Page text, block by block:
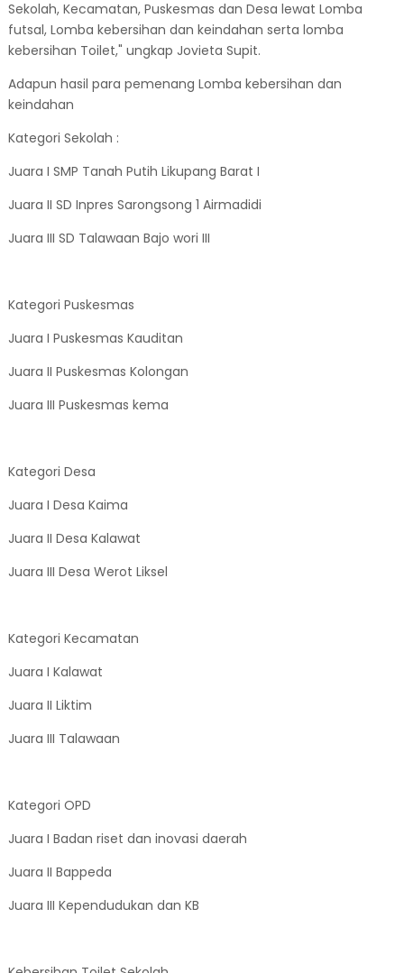
Sekolah, Kecamatan, Puskesmas dan Desa lewat Lomba
futsal, Lomba kebersihan dan keindahan serta lomba
kebersihan Toilet," ungkap Jovieta Supit.
Adapun hasil para pemenang Lomba kebersihan dan
keindahan
Kategori Sekolah :
Juara I SMP Tanah Putih Likupang Barat I
Juara II SD Inpres Sarongsong 1 Airmadidi
Juara III SD Talawaan Bajo wori III
Kategori Puskesmas
Juara I Puskesmas Kauditan
Juara II Puskesmas Kolongan
Juara III Puskesmas kema
Kategori Desa
Juara I Desa Kaima
Juara II Desa Kalawat
Juara III Desa Werot Liksel
Kategori Kecamatan
Juara I Kalawat
Juara II Liktim
Juara III Talawaan
Kategori OPD
Juara I Badan riset dan inovasi daerah
Juara II Bappeda
Juara III Kependudukan dan KB